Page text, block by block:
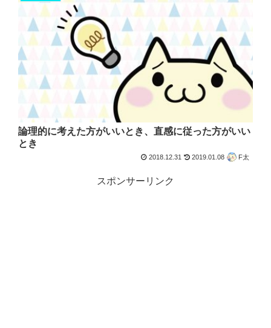
論理的に考えた方がいいとき、直感に従った方がいい
とき
2018.12.31 2019.01.08 F太
スポンサーリンク